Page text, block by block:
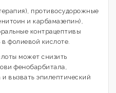
противосудорожные
и карбамазепин),
контрацептивы
фолиевой кислоте.
может снизить
фенобарбитала,
вызвать эпилептический